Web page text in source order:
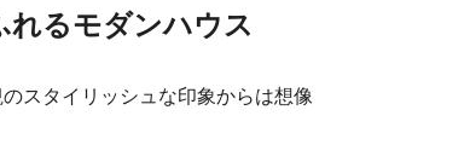
るモダンハウス
スタイリッシュな印象からは想像